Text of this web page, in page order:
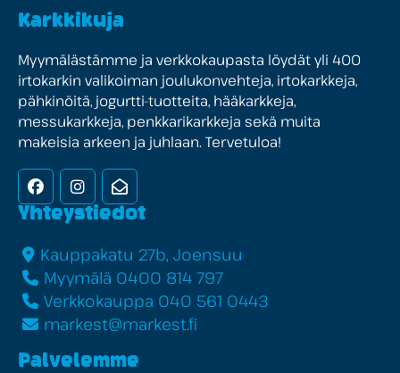
Karkkikuja
Myymälästämme ja verkkokaupasta löydät yli 400
irtokarkin valikoiman joulukonvehteja, irtokarkkeja,
pähkinöitä, jogurtti-tuotteita, hääkarkkeja,
messukarkkeja, penkkarikarkkeja sekä muita
makeisia arkeen ja juhlaan. Tervetuloa!
FacebookInstagramUutiskirje
Yhteystiedot
Kauppakatu 27b, Joensuu
Myymälä 0400 814 797
Verkkokauppa 040 561 0443
markest@markest.fi
Palvelemme